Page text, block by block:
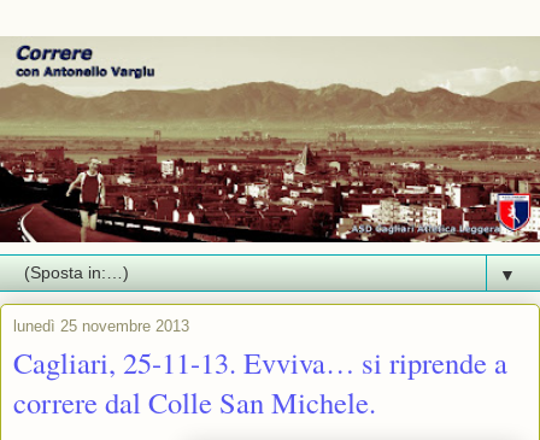
▼
lunedì 25 novembre 2013
Cagliari, 25-11-13. Evviva… si riprende a
correre dal Colle San Michele.